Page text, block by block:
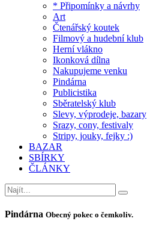
* Připomínky a návrhy
Art
Čtenářský koutek
Filmový a hudební klub
Herní vlákno
Ikonková dílna
Nakupujeme venku
Pindárna
Publicistika
Sběratelský klub
Slevy, výprodeje, bazary
Srazy, cony, festivaly
Stripy, jouky, fejky :)
BAZAR
SBÍRKY
ČLÁNKY
Pindárna Obecný pokec o čemkoliv.